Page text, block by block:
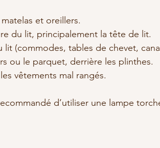
et oreillers.
du lit, principalement la tête de lit.
(commodes, tables de chevet,
ou le parquet, derrière les plinthes.
vêtements mal rangés.
d’utiliser une lampe